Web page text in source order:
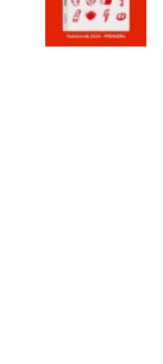
/
SZCZEGÓŁY